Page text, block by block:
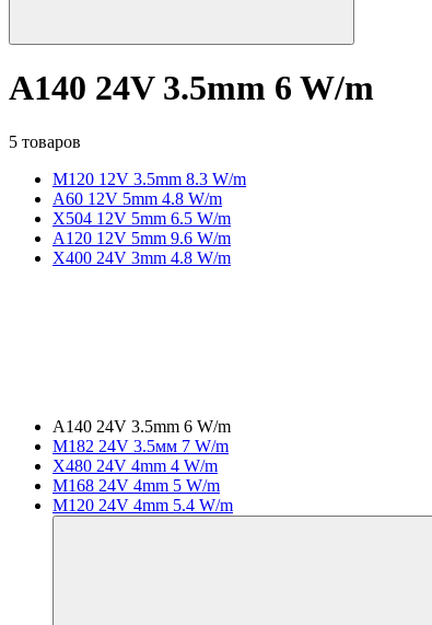
A140 24V 3.5mm 6 W/m
5 товаров
M120 12V 3.5mm 8.3 W/m
A60 12V 5mm 4.8 W/m
X504 12V 5mm 6.5 W/m
A120 12V 5mm 9.6 W/m
X400 24V 3mm 4.8 W/m
A140 24V 3.5mm 6 W/m
M182 24V 3.5мм 7 W/m
X480 24V 4mm 4 W/m
M168 24V 4mm 5 W/m
M120 24V 4mm 5.4 W/m